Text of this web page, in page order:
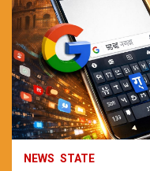
NEWS STATE